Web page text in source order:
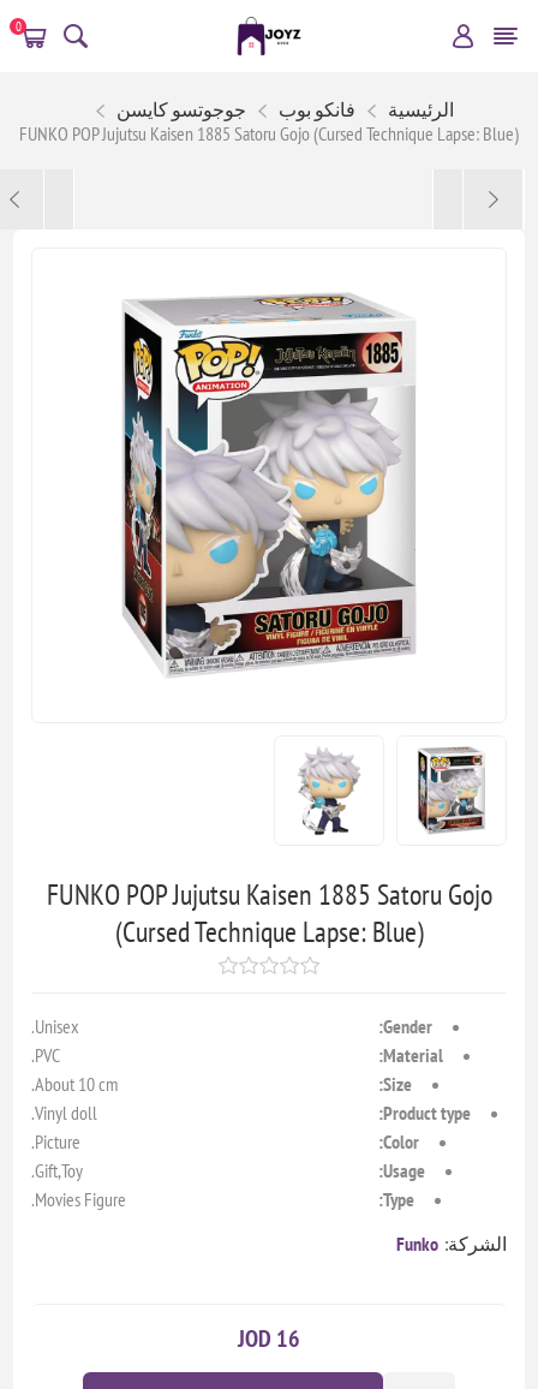
0
الرئيسية فانكو بوب
جوجوتسو كايسن
FUNKO POP Jujutsu Kaisen 1885 Satoru Gojo (Cursed Technique Lapse: Blue)
FUNKO POP Jujutsu Kaisen 1885 Satoru Gojo
(Cursed Technique Lapse: Blue)
Gender:
Unisex.
Material:
PVC.
Size:
About 10 cm.
Product type:
Vinyl doll.
Color:
Picture.
Usage:
Gift,Toy.
Type:
Movies Figure.
الشركة: Funko
16 JOD